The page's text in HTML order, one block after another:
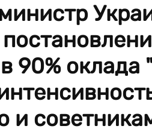
90% оклада
и